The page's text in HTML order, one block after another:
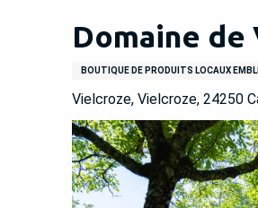
Domaine
BOUTIQUE DE PRODUITS LOCAUX
Vielcroze, Vielcroze, 24250